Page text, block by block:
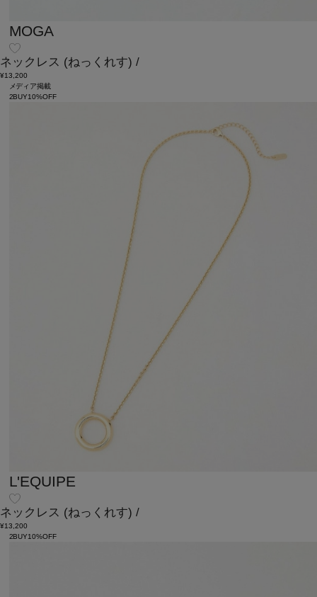
MOGA
ネックレス (ねっくれす) /
¥13,200
メディア掲載
2BUY10%OFF
L'EQUIPE
ネックレス (ねっくれす) /
¥13,200
2BUY10%OFF